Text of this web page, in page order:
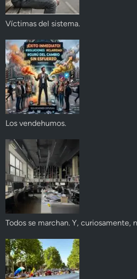
Víctimas del sistema.
Los vendehumos.
Todos se marchan. Y, curiosamente,